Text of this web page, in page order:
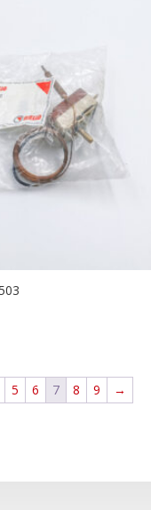
5 6 7 8 9 →